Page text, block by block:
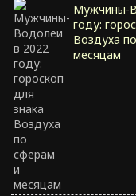
Мужчины-
году:
Воздуха
месяцам